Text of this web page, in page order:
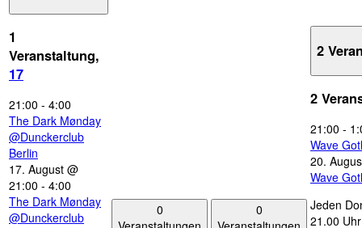
1
Veranstaltung,
17
21:00 - 4:00
The Dark Mønday
@Dunckerclub
Berlin
17. August @
21:00 - 4:00
The Dark Mønday
@Dunckerclub
0
0
2
2
21:00 -
Wave
20.
Wave
Jeden
21.00